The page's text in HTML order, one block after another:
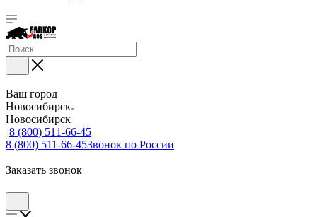
Ваш город
Новосибирск
Новосибирск
8 (800) 511-66-45
8 (800) 511-66-45Звонок по России
Заказать звонок